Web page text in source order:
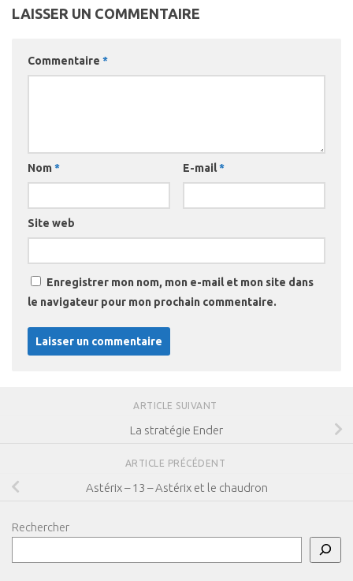
LAISSER UN COMMENTAIRE
Commentaire *
Nom * E-mail*
Site web
Enregistrer mon nom, mon e-mail et mon site dans
le navigateur pour mon prochain commentaire.
ARTICLE SUIVANT
La stratégie Ender
ARTICLE PRÉCÉDENT
Astérix – 13 – Astérix et le chaudron
Rechercher